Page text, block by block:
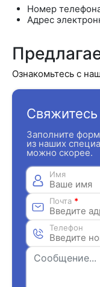
Номер
Адрес
Ознакомьтесь с
Заполните
из наших
можно скорее.
Имя
Почта *
Телефон